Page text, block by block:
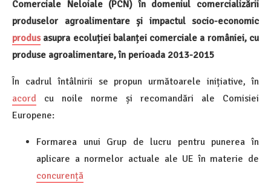
Comerciale Neloiale (PCN) în domeniul comercializării
produselor agroalimentare și impactul socio-economic
produsasupra ecoluției balanței comerciale a româniei, cu
produse agroalimentare, în perioada 2013-2015
În cadrul întâlnirii se propun următoarele inițiative, în
acord cu noile norme și recomandări ale Comisiei
Europene:
Formarea unui Grup de lucru pentru punerea în
aplicare a normelor actuale ale UE în materie de
concurență